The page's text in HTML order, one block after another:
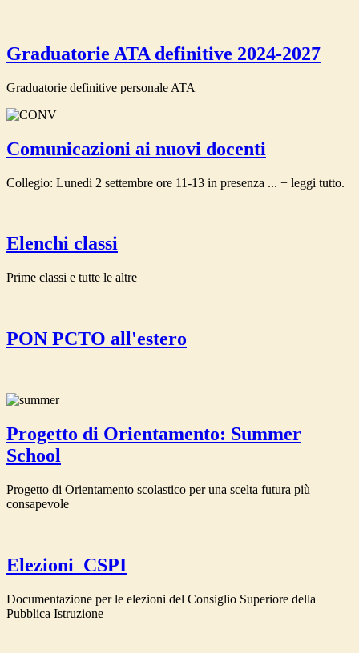
Graduatorie ATA definitive 2024-2027
Graduatorie definitive personale ATA
Comunicazioni ai nuovi docenti
Collegio: Lunedi 2 settembre ore 11-13 in presenza ... + leggi tutto.
Elenchi classi
Prime classi e tutte le altre
PON PCTO all'estero
Progetto di Orientamento: Summer
School
Progetto di Orientamento scolastico per una scelta futura più
consapevole
Elezioni_CSPI
Documentazione per le elezioni del Consiglio Superiore della
Pubblica Istruzione